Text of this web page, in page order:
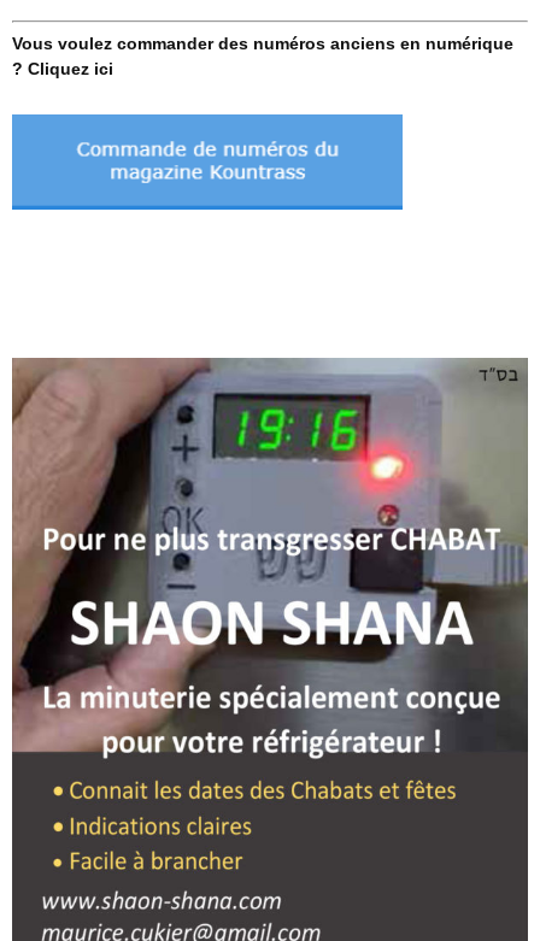
Vous voulez commander des numéros anciens en numérique
? Cliquez ici